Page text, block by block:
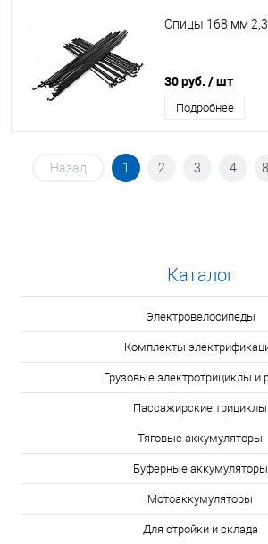
Спицы 168 мм
30 руб. / шт
Подробнее
Назад 1 2 3 4
Каталог
Электровелосипеды
Комплекты
Грузовые электротрициклы и
Пассажирские трициклы
Тяговые аккумуляторы
Буферные аккумуляторы
Мотоаккумуляторы
Для стройки и склада